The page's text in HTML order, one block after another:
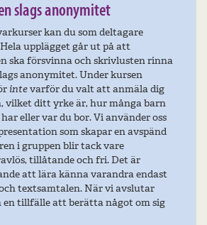
slags anonymitet
kan du som deltagare
upplägget går ut på att
ska försvinna och skrivlusten rinna
anonymitet. Under kursen
intevarför du valt att anmäla dig
vilket ditt yrke är, hur många barn
eller var du bor. Vi använder oss
som skapar en avspänd
i gruppen blir tack vare
tillåtande och fri. Det är
att lära känna varandra endast
textsamtalen. När vi avslutar
en tillfälle att berätta något om sig